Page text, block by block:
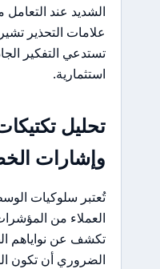
الشديد عند
علامات التحذير
تستدعي التفكير
استثمارية.
تحليل
وإشارات
تُعتبر سلوكيات
العملاء من
تكشف عن نواياهم
الضروري أن تكون